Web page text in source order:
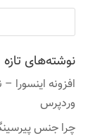
نوشته‌های تازه
افزونه اینسورا
وردپرس
چرا جنس